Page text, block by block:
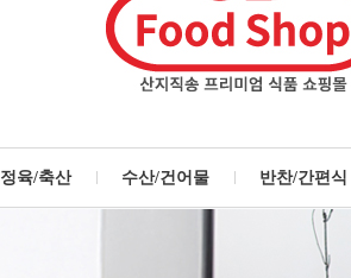
정육/축산 수산/건어물 반찬/간편식